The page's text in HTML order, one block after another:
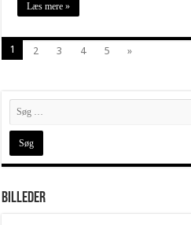
Læs mere »
1 2 3 4 5 »
Billeder